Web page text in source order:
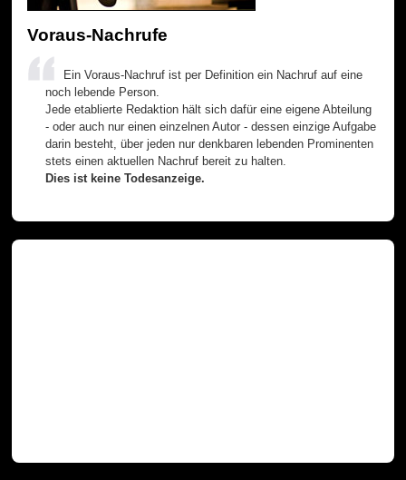
Voraus-Nachrufe
Ein Voraus-Nachruf ist per Definition ein Nachruf auf eine
noch lebende Person.
Jede etablierte Redaktion hält sich dafür eine eigene Abteilung
- oder auch nur einen einzelnen Autor - dessen einzige Aufgabe
darin besteht, über jeden nur denkbaren lebenden Prominenten
stets einen aktuellen Nachruf bereit zu halten.
Dies ist keine Todesanzeige.